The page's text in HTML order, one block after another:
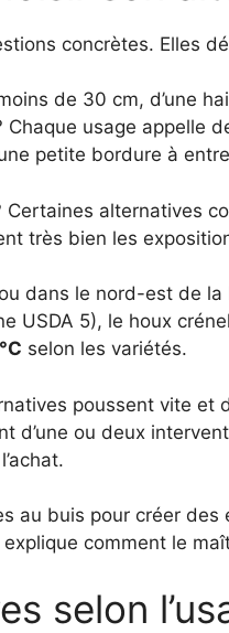
concrètes. Elles
de 30 cm, d’une
usage appelle
petite bordure à
alternatives
très bien les
dans le nord-est de
USDA 5), le houx
selon les variétés.
poussent vite et
ou deux
au buis pour créer
comment le
selon